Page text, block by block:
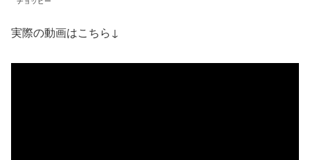
実際の動画はこちら↓